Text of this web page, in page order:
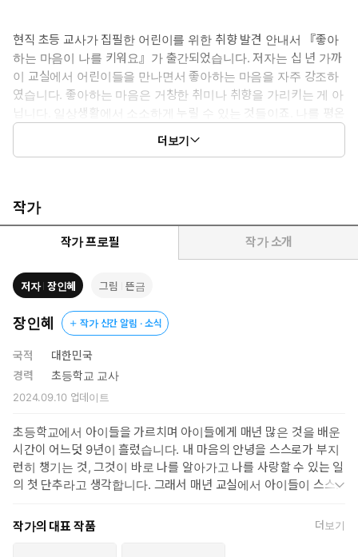
현직 초등 교사가 집필한 어린이를 위한 취향 발견 안내서 『좋아
하는 마음이 나를 키워요』가 출간되었습니다. 저자는 십 년 가까
이 교실에서 어린이들을 만나면서 좋아하는 마음을 자주 강조하
였습니다. 좋아하는 마음은 거창한 취미나 취향을 가리키는 게 아
닙니다. 일상생활에서 소소하게 누릴 수 있는 것들이죠. 나를 평온
하게 만들어 주고, 즐거움을 느끼게 하고, 웃음 짓게 해 주는 모든
어떤 분들은 조그만 게 무슨 취향이냐, 어린애들이 뭘 안다고 취향
을 따지냐고 할 수도 있습니다. 내가 무엇을 좋아하는지 자세히 들
여다봐야 진짜 내 모습을 발견하여 나다움을 지키며 건강한 유대 관
계도 이어갈 수 있습니다. 어릴 적부터 자기가 무엇을 좋아하는지
유심히 관찰하고 마음 중심을 바로 세워야 남에게 휩쓸리지 않고 친
구 관계도 씩씩하게, 학교와 가정에서도 주도적으로 지낼 수 있습니
다.
좋아하는 마음은 인생에서 만나는 크고 작은 결정의 순간에 지혜
로운 선택을 하도록 도와줍니다. 내가 내 인생의 주인이 되어 주
체적이고 행복한 삶을 살 수 있도록이요. 보물찾기하듯이 스스로
를 유심히 관찰하고 자신이 좋아하는 것들을 하나둘씩 찾아내어
보세요. 그러는 동안 자기 자신은 물론 다른 사람들을 존중하고
사랑하는 방법을 배우게 됩니다.
더보기
작가
작가 프로필 작가 소개
저자 장인혜 그림 뜬금
장인혜 작가 신간 알림 · 소식
국적
대한민국
경력
초등학교 교사
2024.09.10업데이트
초등학교에서 아이들을 가르치며 아이들에게 매년 많은 것을 배운
시간이 어느덧 9년이 흘렀습니다. 내 마음의 안녕을 스스로가 부지
런히 챙기는 것, 그것이 바로 나를 알아가고 나를 사랑할 수 있는 일
의 첫 단추라고 생각합니다. 그래서 매년 교실에서 아이들이 스스로
수업과 감정 수업을 꾸준히 하고 있습니다. 그런 시간을 통해 아이들
이 내 마음을 이해하고 아낄 수 있는 사람이 되어 타인의 마음도 소
작가의 대표 작품 더보기